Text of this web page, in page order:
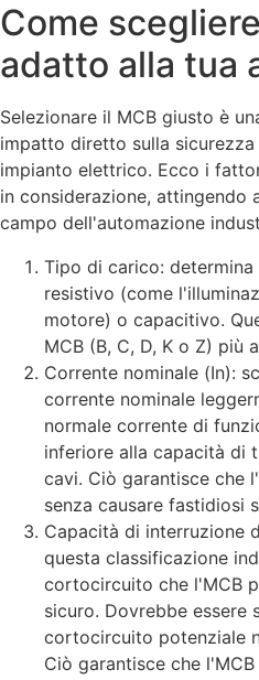
Come
adatto alla tua
Selezionare il MCB giusto è
impatto diretto sulla
impianto elettrico. Ecco i
in considerazione, attingendo
campo dell'automazione
Tipo di carico:
resistivo (come
motore) o capacitivo.
MCB (B, C, D, K o Z) più
Corrente nominale (In):
corrente nominale
normale corrente di
inferiore alla capacità di
cavi. Ciò garantisce che
senza causare fastidiosi
Capacità di interruzione
questa classificazione
cortocircuito che l'MCB
sicuro. Dovrebbe essere
cortocircuito potenziale
Ciò garantisce che